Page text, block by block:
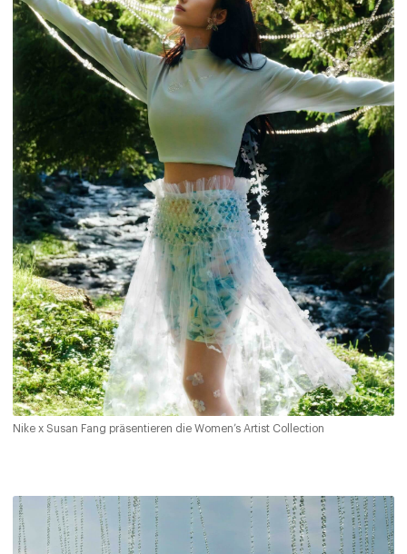
Nike x Susan Fang präsentieren die Women’s Artist Collection